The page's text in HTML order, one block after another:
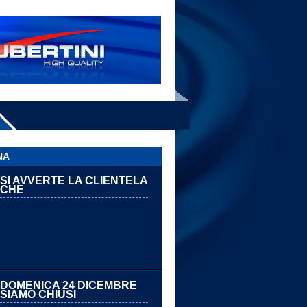
SI AVVERTE LA CLIENTELA
CHE
DOMENICA 24 DICEMBRE
SIAMO CHIUSI